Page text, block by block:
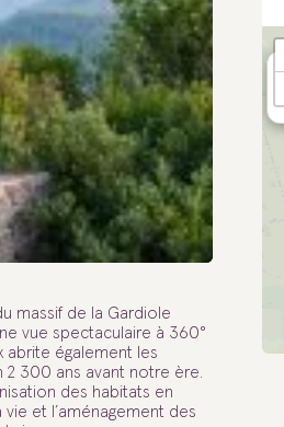
massif de la Gardiole
vue spectaculaire à 360°
abrite également les
2 300 ans avant notre ère.
des habitats en
et l’aménagement des